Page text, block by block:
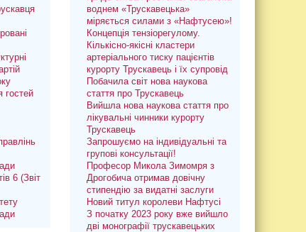
гостей
6 (Звіт
воднем «Трускавецька»
міряється силами з «Нафтусею»!
Концепція тензіорегулому.
Кількісно-якісні кластери
артеріального тиску пацієнтів
курорту Трускавець і їх супровід
Побачила світ нова наукова
стаття про Трускавець
Вийшла нова наукова стаття про
лікувальні чинники курорту
Трускавець
Запрошуємо на індивідуальні та
групові консультації!
Професор Микола Зимомря з
Дрогобича отримав довічну
стипендію за видатні заслуги
Новий титул королеви Нафтусі
З початку 2023 року вже вийшло
дві монографії трускавецьких